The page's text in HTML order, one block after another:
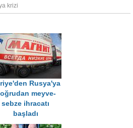
krizi
Rusya'ya
meyve-
sebze ihracatı
başladı